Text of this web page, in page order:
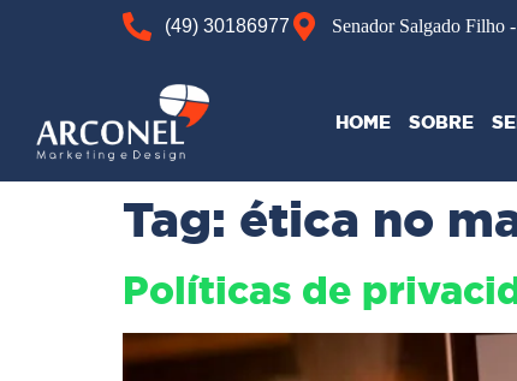
(49) 30186977 Senador Salgado Filho
HOME SOBRE
Tag: ética no
Políticas de